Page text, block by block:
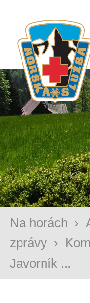
Na horách ›
zprávy ›
Javorník ...